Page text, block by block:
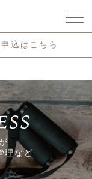
込はこちら
理など